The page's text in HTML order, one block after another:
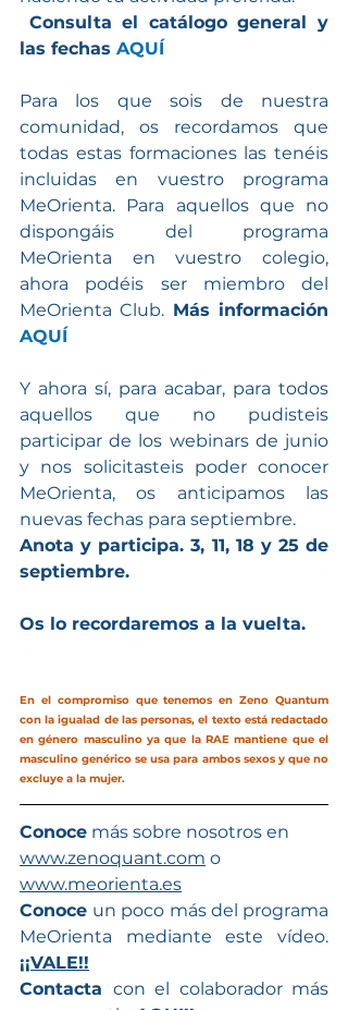
Consulta el catálogo general y
las fechas AQUÍ
Para los que sois de nuestra
comunidad, os recordamos que
todas estas formaciones las tenéis
incluidas en vuestro programa
MeOrienta. Para aquellos que no
dispongáis del programa
MeOrienta en vuestro colegio,
ahora podéis ser miembro del
MeOrienta Club.
AQUÍ
Y ahora sí, para acabar, para todos
aquellos que no pudisteis
participar de los webinars de junio
y nos solicitasteis poder conocer
MeOrienta, os anticipamos las
nuevas fechas para septiembre.
Anota y participa. 3, 11, 18 y 25 de
septiembre.
Os lo recordaremos a la vuelta.
En el compromiso que tenemos en Zeno Quantum
con la igualad de las personas, el texto está redactado
en género masculino ya que la RAE mantiene que el
masculino genérico se usa para ambos sexos y que no
excluye a la mujer.
Conoce más sobre nosotros en
www.zenoquant.com o
www.meorienta.es
Conoce un poco más del programa
¡¡VALE!!
Contacta con el colaborador más